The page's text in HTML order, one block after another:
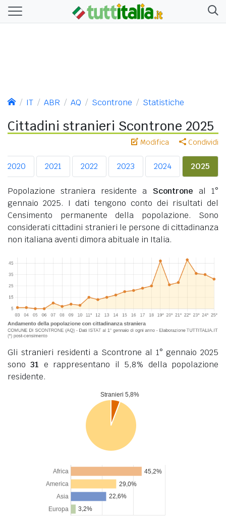
IT ABR AQ Scontrone Statistiche
Cittadini stranieri Scontrone 2025
Modifica Condividi
2020 2021 2022 2023 2024 2025
Popolazione straniera residente a Scontrone al 1°
gennaio 2025. I dati tengono conto dei risultati del
Censimento permanente della popolazione. Sono
considerati cittadini stranieri le persone di cittadinanza
non italiana aventi dimora abituale in Italia.
Gli stranieri residenti a Scontrone al 1° gennaio 2025
sono31 e rappresentano il 5,8% della popolazione
residente.